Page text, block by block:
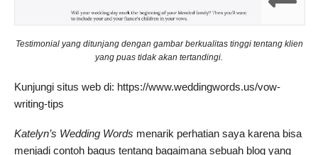
Testimonial yang ditunjang dengan gambar berkualitas tinggi tentang klien
yang puas tidak akan tertandingi.
Kunjungi situs web di: https://www.weddingwords.us/vow-
writing-tips
Katelyn’s Wedding Words menarik perhatian saya karena bisa
menjadi contoh bagus tentang bagaimana sebuah blog yang